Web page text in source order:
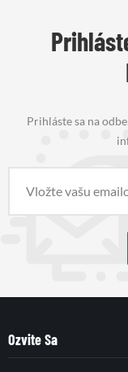
Prihláste sa na
Ozvite Sa